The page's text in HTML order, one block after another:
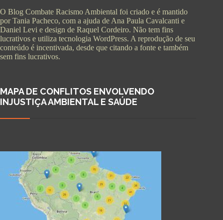
O Blog Combate Racismo Ambiental foi criado e é mantido
por Tania Pacheco, com a ajuda de Ana Paula Cavalcanti e
Daniel Levi e design de Raquel Cordeiro. Não tem fins
lucrativos e utiliza tecnologia WordPress. A reprodução de seu
conteúdo é incentivada, desde que citando a fonte e também
sem fins lucrativos.
MAPA DE CONFLITOS ENVOLVENDO
INJUSTIÇA AMBIENTAL E SAÚDE